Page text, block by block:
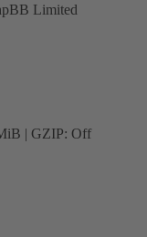
Limited
| GZIP: Off